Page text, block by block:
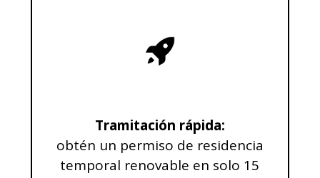
Tramitación rápida:
obtén un permiso de residencia
temporal renovable en solo 15